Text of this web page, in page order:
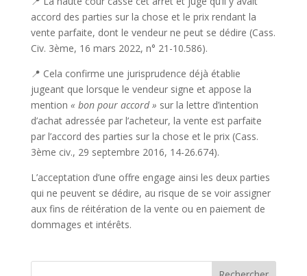
accord des parties sur la chose et le prix rendant la
vente parfaite, dont le vendeur ne peut se dédire (Cass.
Civ. 3ème, 16 mars 2022, n° 21-10.586).
📍 Cela confirme une jurisprudence déjà établie
jugeant que lorsque le vendeur signe et appose la
mention « bon pour accord » sur la lettre d’intention
d’achat adressée par l’acheteur, la vente est parfaite
par l’accord des parties sur la chose et le prix (Cass.
3ème civ., 29 septembre 2016, 14-26.674).
L’acceptation d’une offre engage ainsi les deux parties
qui ne peuvent se dédire, au risque de se voir assigner
aux fins de réitération de la vente ou en paiement de
dommages et intérêts.